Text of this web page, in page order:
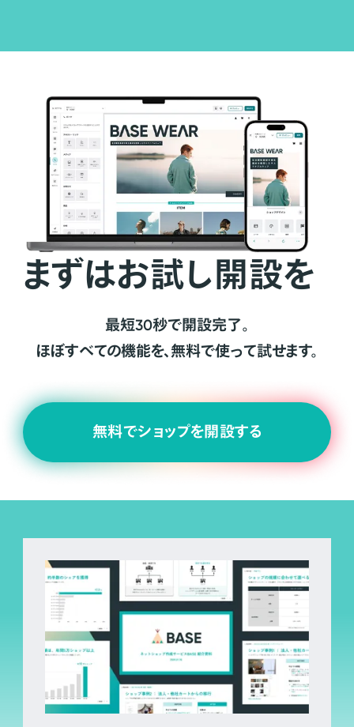
まずはお試し開設を
最短30秒で開設完了。
ほぼすべての機能を、無料で使って試せます。
無料でショップを開設する